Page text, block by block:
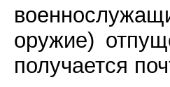
оружие)
получается